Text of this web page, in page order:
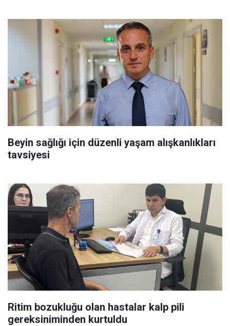
Beyin sağlığı için düzenli yaşam alışkanlıkları
tavsiyesi
Ritim bozukluğu olan hastalar kalp pili
gereksiniminden kurtuldu